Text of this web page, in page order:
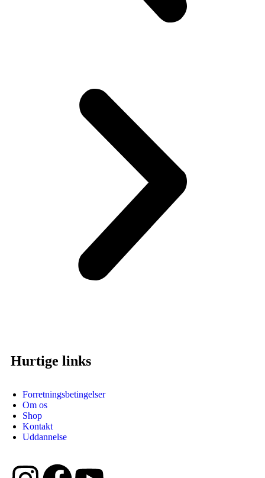
Hurtige links
Forretningsbetingelser
Om os
Shop
Kontakt
Uddannelse